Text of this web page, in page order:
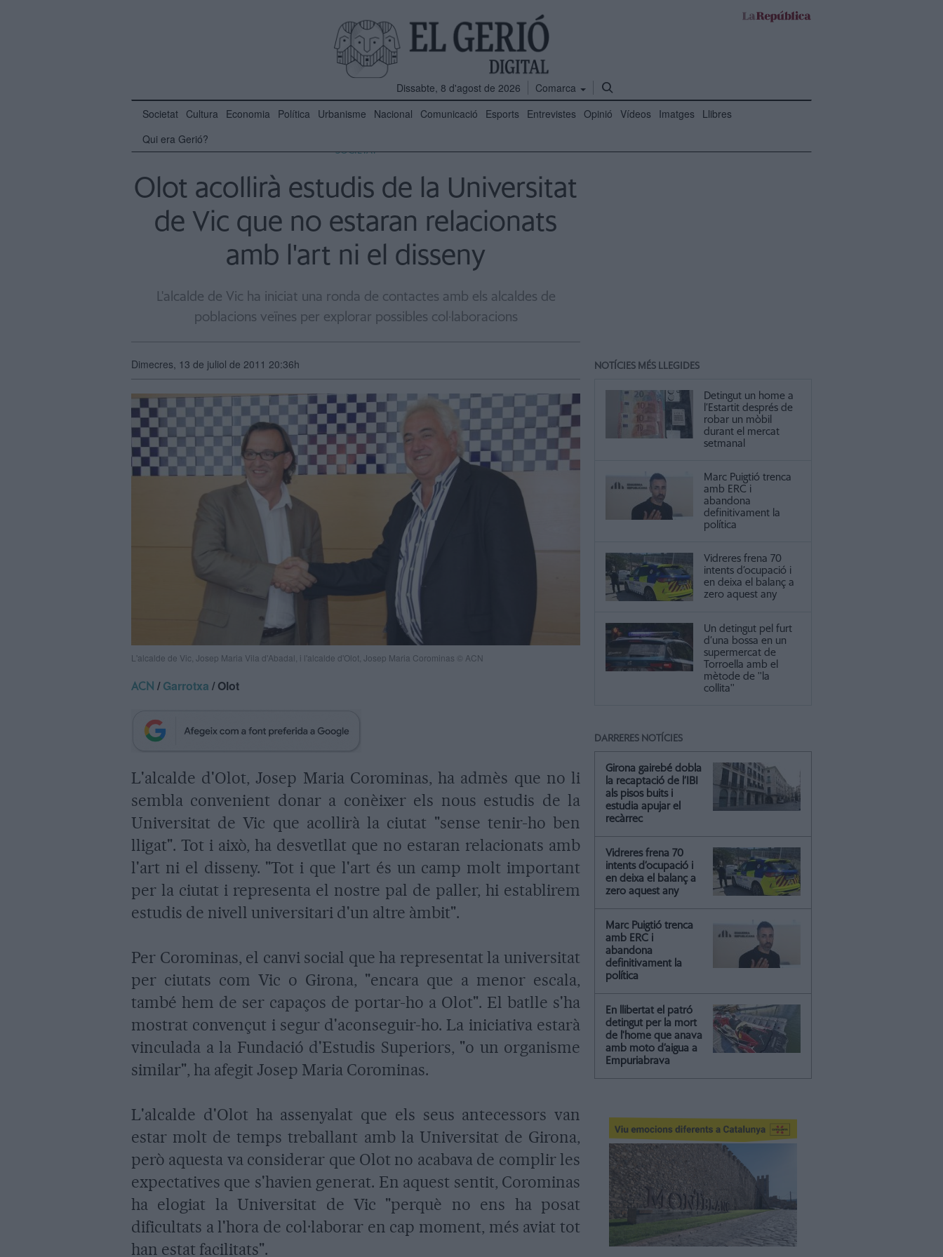
Dissabte, 8 d'agost de 2026
Comarca
Societat Cultura Economia Política Urbanisme Nacional Comunicació Esports Entrevistes Opinió Vídeos Imatges Llibres
Qui era Gerió?
SOCIETAT
Olot acollirà estudis de la Universitat
de Vic que no estaran relacionats
amb l'art ni el disseny
L'alcalde de Vic ha iniciat una ronda de contactes amb els alcaldes de
poblacions veïnes per explorar possibles col·laboracions
Dimecres, 13 de juliol de 2011 20:36h
L'alcalde de Vic, Josep Maria Vila d'Abadal, i l'alcalde d'Olot, Josep Maria Corominas © ACN
ACN /Garrotxa / Olot
L'alcalde d'Olot, Josep Maria Corominas, ha admès que no li
sembla convenient donar a conèixer els nous estudis de la
Universitat de Vic que acollirà la ciutat "sense tenir-ho ben
lligat". Tot i això, ha desvetllat que no estaran relacionats amb
l'art ni el disseny. "Tot i que l'art és un camp molt important
per la ciutat i representa el nostre pal de paller, hi establirem
estudis de nivell universitari d'un altre àmbit".
Per Corominas, el canvi social que ha representat la universitat
per ciutats com Vic o Girona, "encara que a menor escala,
també hem de ser capaços de portar-ho a Olot". El batlle s'ha
mostrat convençut i segur d'aconseguir-ho. La iniciativa estarà
vinculada a la Fundació d'Estudis Superiors, "o un organisme
similar", ha afegit Josep Maria Corominas.
L'alcalde d'Olot ha assenyalat que els seus antecessors van
estar molt de temps treballant amb la Universitat de Girona,
però aquesta va considerar que Olot no acabava de complir les
expectatives que s'havien generat. En aquest sentit, Corominas
ha elogiat la Universitat de Vic "perquè no ens ha posat
dificultats a l'hora de col·laborar en cap moment, més aviat tot
han estat facilitats".
NOTÍCIES MÉS LLEGIDES
Detingut un home a
l’Estartit després de
robar un mòbil
durant el mercat
setmanal
Marc Puigtió trenca
amb ERC i
abandona
definitivament la
política
Vidreres frena 70
intents d’ocupació i
en deixa el balanç a
zero aquest any
Un detingut pel furt
d’una bossa en un
supermercat de
Torroella amb el
mètode de ''la
collita''
DARRERES NOTÍCIES
Girona gairebé dobla
la recaptació de l’IBI
als pisos buits i
estudia apujar el
recàrrec
Vidreres frena 70
intents d’ocupació i
en deixa el balanç a
zero aquest any
Marc Puigtió trenca
amb ERC i
abandona
definitivament la
política
En llibertat el patró
detingut per la mort
de l'home que anava
amb moto d’aigua a
Empuriabrava